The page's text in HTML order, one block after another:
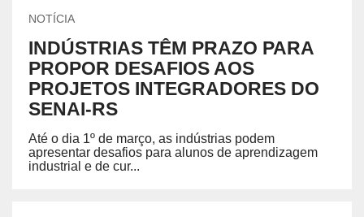
NOTÍCIA
INDÚSTRIAS TÊM PRAZO PARA
PROPOR DESAFIOS AOS
PROJETOS INTEGRADORES DO
SENAI-RS
Até o dia 1º de março, as indústrias podem
apresentar desafios para alunos de aprendizagem
industrial e de cur...